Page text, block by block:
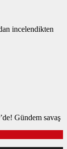
incelendikten
Gündem savaş